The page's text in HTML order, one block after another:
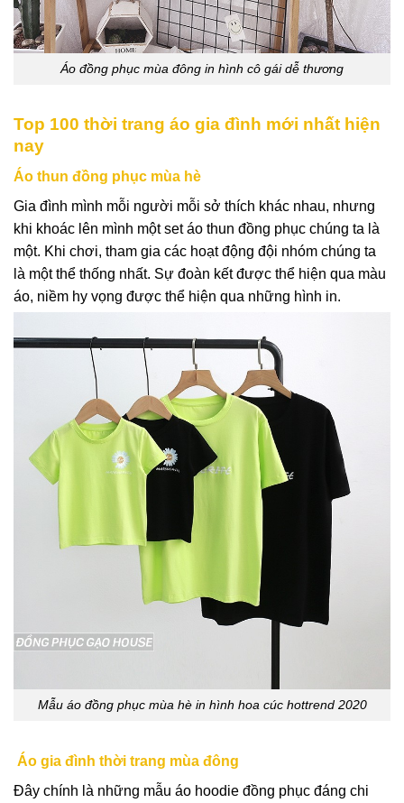
Áo đồng phục mùa đông in hình cô gái dễ thương
Top 100 thời trang áo gia đình mới nhất hiện
nay
Áo thun đồng phục mùa hè
Gia đình mình mỗi người mỗi sở thích khác nhau, nhưng
khi khoác lên mình một set áo thun đồng phục chúng ta là
một. Khi chơi, tham gia các hoạt động đội nhóm chúng ta
là một thể thống nhất. Sự đoàn kết được thể hiện qua màu
áo, niềm hy vọng được thể hiện qua những hình in.
Mẫu áo đồng phục mùa hè in hình hoa cúc hottrend 2020
Áo gia đình thời trang mùa đông
Đây chính là những mẫu áo hoodie đồng phục đáng chi